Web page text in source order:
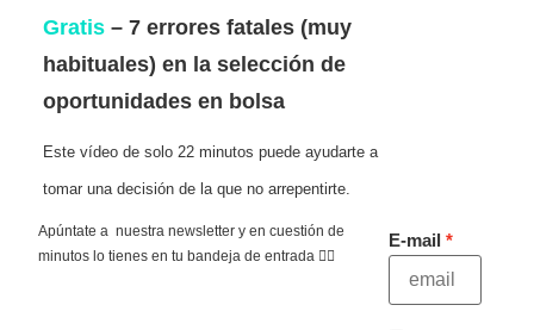
Gratis – 7 errores fatales (muy
habituales) en la selección de
oportunidades en bolsa
Este vídeo de solo 22 minutos puede ayudarte a
tomar una decisión de la que no arrepentirte.
Apúntate a nuestra newsletter y en cuestión de
minutos lo tienes en tu bandeja de entrada 👇🏻
E-mail